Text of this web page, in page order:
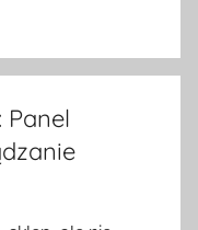
Panel